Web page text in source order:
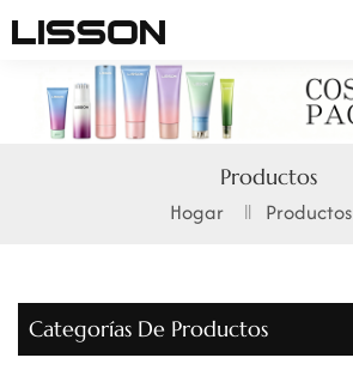
English
français
español
português
Productos
Hogar Productos
Categorías De Productos